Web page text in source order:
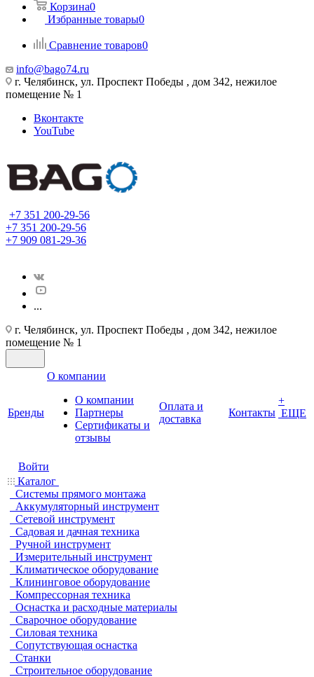
Корзина0
Избранные товары0
Сравнение товаров0
info@bago74.ru
г. Челябинск, ул. Проспект Победы , дом 342, нежилое
помещение № 1
Вконтакте
YouTube
+7 351 200-29-56
+7 351 200-29-56
+7 909 081-29-36
...
г. Челябинск, ул. Проспект Победы , дом 342, нежилое
помещение № 1
Бренды
О компании
О компании
Партнеры
Cертификаты и
отзывы
Оплата и
доставка
Контакты
+
ЕЩЕ
Войти
Каталог
Системы прямого монтажа
Аккумуляторный инструмент
Сетевой инструмент
Садовая и дачная техника
Ручной инструмент
Измерительный инструмент
Климатическое оборудование
Клининговое оборудование
Компрессорная техника
Оснастка и расходные материалы
Сварочное оборудование
Силовая техника
Сопутствующая оснастка
Станки
Строительное оборудование